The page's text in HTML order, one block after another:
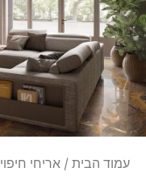
עמוד הבית / אריחי חיפוי